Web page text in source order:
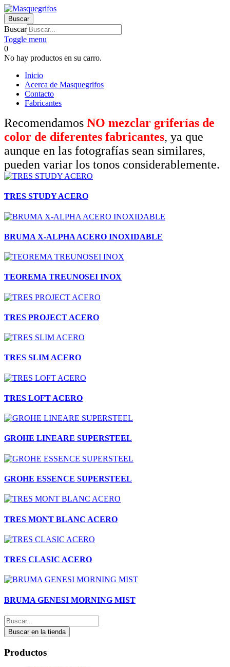
Buscar
Buscar
Toggle menu
0
No hay productos en su carro.
Inicio
Acerca de Masquegrifos
Contacto
Fabricantes
Recomendamos NO mezclar griferías de
color de diferentes fabricantes, ya que
aunque en las fotografías sean similares,
pueden variar los tonos considerablemente.
TRES STUDY ACERO
BRUMA X-ALPHA ACERO INOXIDABLE
TEOREMA TREUNOSEI INOX
TRES PROJECT ACERO
TRES SLIM ACERO
TRES LOFT ACERO
GROHE LINEARE SUPERSTEEL
GROHE ESSENCE SUPERSTEEL
TRES MONT BLANC ACERO
TRES CLASIC ACERO
BRUMA GENESI MORNING MIST
Buscar en la tienda
Productos